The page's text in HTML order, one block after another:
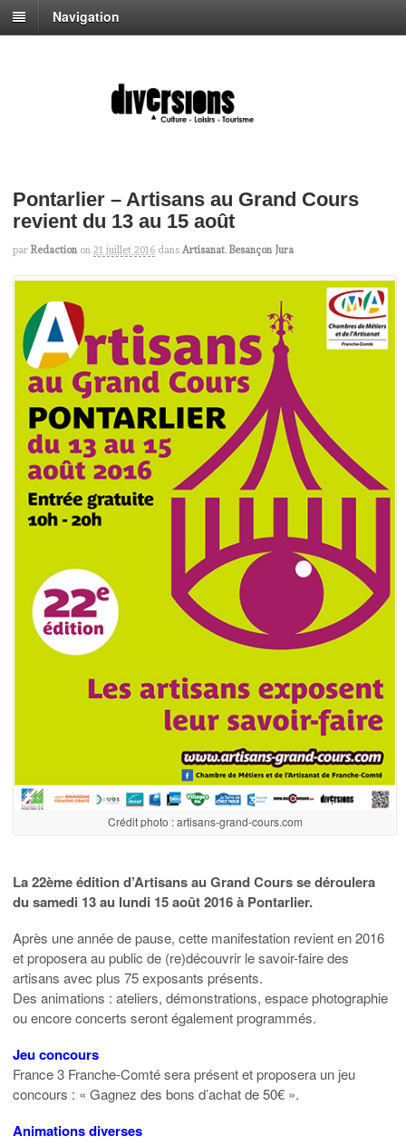
Navigation
Pontarlier – Artisans au Grand Cours
revient du 13 au 15 août
par Redaction on 21 juillet 2016 dans Artisanat, Besançon Jura
Crédit photo : artisans-grand-cours.com
La 22ème édition d’Artisans au Grand Cours se déroulera
du samedi 13 au lundi 15 août 2016 à Pontarlier.
Après une année de pause, cette manifestation revient en 2016
et proposera au public de (re)découvrir le savoir-faire des
artisans avec plus 75 exposants présents.
Des animations : ateliers, démonstrations, espace photographie
ou encore concerts seront également programmés.
Jeu concours
France 3 Franche-Comté sera présent et proposera un jeu
concours : « Gagnez des bons d’achat de 50€ ».
Animations diverses